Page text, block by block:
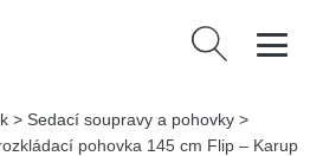
Vyhledávání
> Sedací soupravy a pohovky >
pohovka 145 cm Flip – Karup